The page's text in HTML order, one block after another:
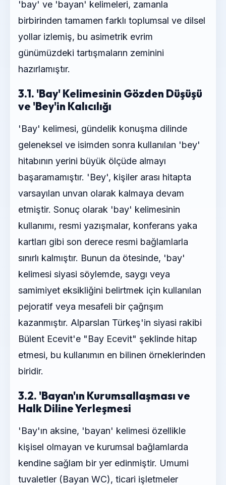
'bay' ve 'bayan' kelimeleri, zamanla
birbirinden tamamen farklı toplumsal ve dilsel
yollar izlemiş, bu asimetrik evrim
günümüzdeki tartışmaların zeminini
hazırlamıştır.
3.1. 'Bay' Kelimesinin Gözden Düşüşü
ve 'Bey'in Kalıcılığı
'Bay' kelimesi, gündelik konuşma dilinde
geleneksel ve isimden sonra kullanılan 'bey'
hitabının yerini büyük ölçüde almayı
başaramamıştır. 'Bey', kişiler arası hitapta
varsayılan unvan olarak kalmaya devam
etmiştir. Sonuç olarak 'bay' kelimesinin
kullanımı, resmi yazışmalar, konferans yaka
kartları gibi son derece resmi bağlamlarla
sınırlı kalmıştır. Bunun da ötesinde, 'bay'
kelimesi siyasi söylemde, saygı veya
samimiyet eksikliğini belirtmek için kullanılan
pejoratif veya mesafeli bir çağrışım
kazanmıştır. Alparslan Türkeş'in siyasi rakibi
Bülent Ecevit'e "Bay Ecevit" şeklinde hitap
etmesi, bu kullanımın en bilinen örneklerinden
biridir.
3.2. 'Bayan'ın Kurumsallaşması ve
Halk Diline Yerleşmesi
'Bay'ın aksine, 'bayan' kelimesi özellikle
kişisel olmayan ve kurumsal bağlamlarda
kendine sağlam bir yer edinmiştir. Umumi
tuvaletler (Bayan WC), ticari işletmeler